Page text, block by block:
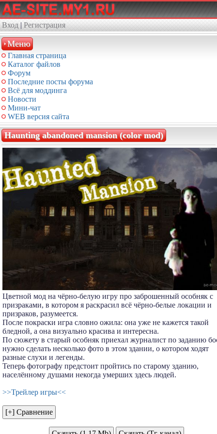
Вход | Регистрация
Меню
Главная страница
Каталог файлов
Форум
Последние посты форума
Всё для моддинга
Новости
Мини-чат
WEB версия сайта
Haunting abandoned mansion (color mod)
Цветной мод на чёрно-белую игру про заброшенный особняк с
призраками, в котором я раскрасил всё чёрно-белые локации и
призраков, разумеется.
После покраски игра словно ожила: она уже не кажется такой
бледной, а она визуально красива и интересна.
По сюжету в старый особняк приехал журналист по заданию
нужно сделать несколько фото в этом здании, о котором ходят
разные слухи и легенды.
Теперь фотографу предстоит пройтись по старому зданию,
населённому душами некогда умерших здесь людей.
>>Трейлер игры<<